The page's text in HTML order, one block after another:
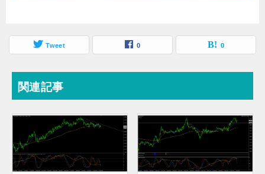
Tweet 0 0
関連記事